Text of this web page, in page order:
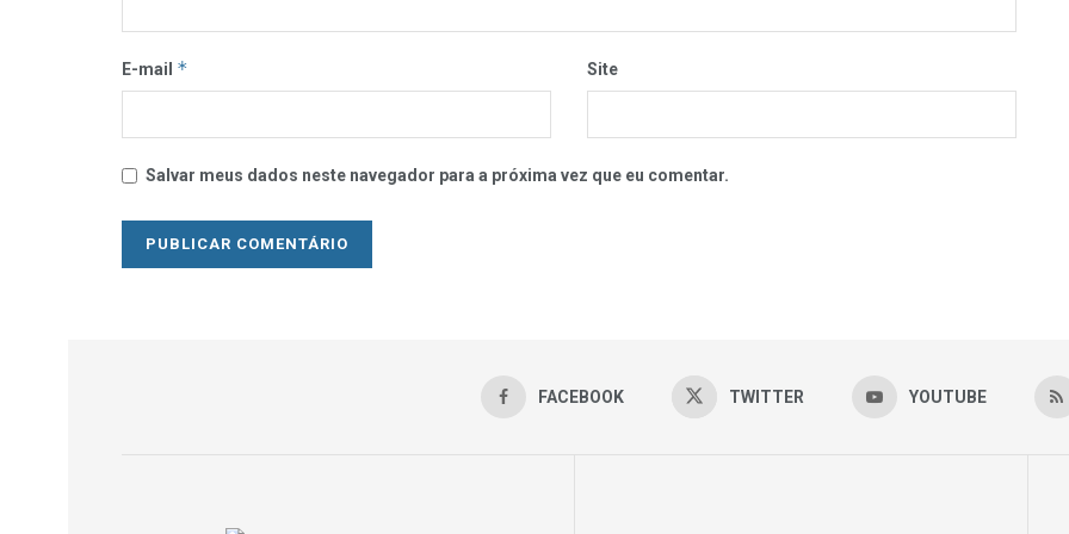
E-mail * Site
Salvar meus dados neste navegador para a próxima vez que eu comentar.
FACEBOOK TWITTER YOUTUBE